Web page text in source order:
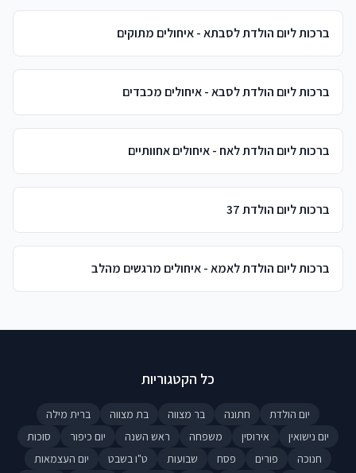
ברכות ליום הולדת לסבתא - איחולים מתוקים
ברכות ליום הולדת לסבא - איחולים מכבדים
ברכות ליום הולדת לאח - איחולים אחוותיים
ברכות ליום הולדת 37
ברכות ליום הולדת לאמא - איחולים מרגשים מהלב
כל הקטגוריות
יום הולדת חתונה בר מצווה בת מצווה
ברית מילה
יום נישואין
אירוסין משפחה ראש השנה יום כיפור
סוכות
חנוכה
פורים פסח שבועות ט"ו בשבט
יום העצמאות